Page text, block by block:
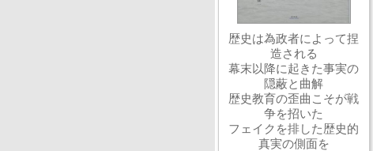
歴史は為政者によって捏
造される
幕末以降に起きた事実の
隠蔽と曲解
歴史教育の歪曲こそが戦
争を招いた
フェイクを排した歴史的
真実の側面を